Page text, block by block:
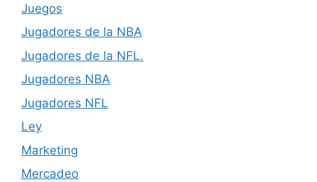
Juegos
Jugadores de la NBA
Jugadores de la NFL.
Jugadores NBA
Jugadores NFL
Ley
Marketing
Mercadeo